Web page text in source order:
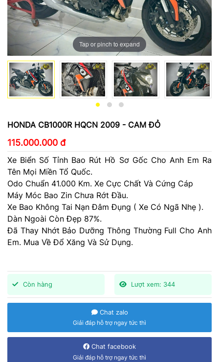
Tap or pinch to expand
HONDA CB1000R HQCN 2009 - CAM ĐỎ
115.000.000 đ
Xe Biển Số Tỉnh Bao Rút Hồ Sơ Gốc Cho Anh Em Ra
Tên Mọi Miền Tổ Quốc.
Odo Chuẩn 41.000 Km. Xe Cực Chất Và Cứng Cáp
Máy Móc Bao Zin Chưa Rớt Đầu.
Xe Bao Không Tai Nạn Đâm Đụng ( Xe Có Ngã Nhẹ ).
Dàn Ngoài Còn Đẹp 87%.
Đã Thay Nhớt Bảo Dưỡng Thông Thường Full Cho Anh
Em. Mua Về Đổ Xăng Và Sử Dụng.
Còn hàng Lượt xem: 344
Chat zalo
Giải đáp hỗ trợ ngay tức thì
Chat facebook
Giải đáp hỗ trợ ngay tức thì